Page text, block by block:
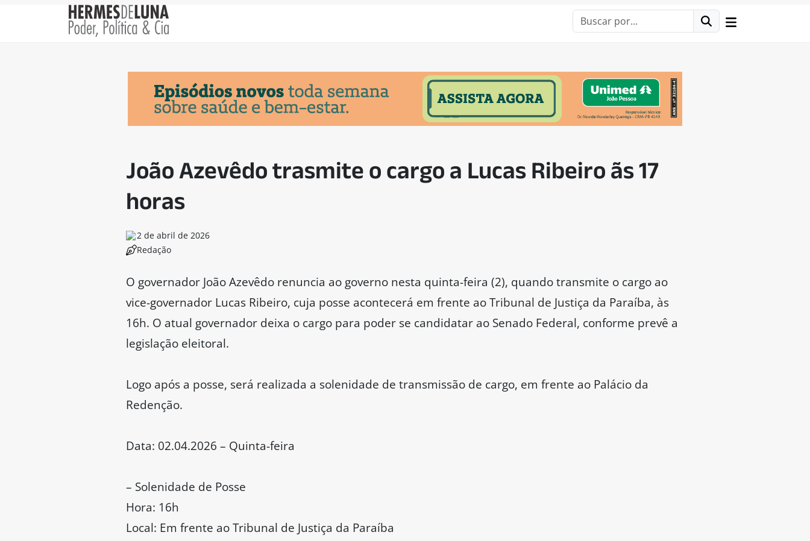
João Azevêdo trasmite o cargo a Lucas Ribeiro ãs 17
horas
2 de abril de 2026
Redação
O governador João Azevêdo renuncia ao governo nesta quinta-feira (2), quando transmite o cargo ao
vice-governador Lucas Ribeiro, cuja posse acontecerá em frente ao Tribunal de Justiça da Paraíba, às
16h. O atual governador deixa o cargo para poder se candidatar ao Senado Federal, conforme prevê a
legislação eleitoral.
Logo após a posse, será realizada a solenidade de transmissão de cargo, em frente ao Palácio da
Redenção.
Data: 02.04.2026 – Quinta-feira
– Solenidade de Posse
Hora: 16h
Local: Em frente ao Tribunal de Justiça da Paraíba